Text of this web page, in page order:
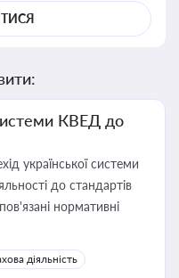
КВЕД до
української системи
до стандартів
нормативні
діяльність